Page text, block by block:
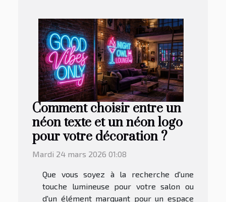
Comment choisir entre un
néon texte et un néon logo
pour votre décoration ?
Mardi 24 mars 2026 01:08
Que vous soyez à la recherche d'une
touche lumineuse pour votre salon ou
d'un élément marquant pour un espace